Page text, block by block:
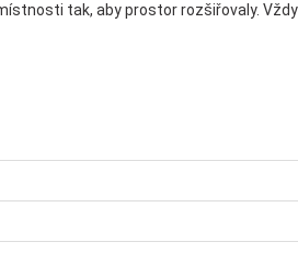
tak, aby prostor rozšiřovaly.